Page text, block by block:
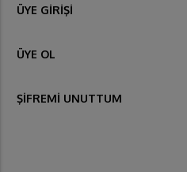
ÜYE GİRİŞİ
ÜYE OL
ŞİFREMİ UNUTTUM